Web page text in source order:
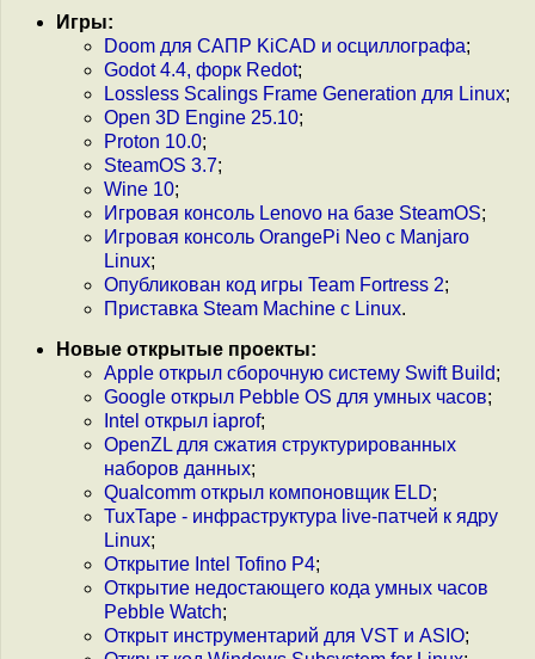
Игры:
Doom для САПР KiCAD и осциллографа;
Godot 4.4, форк Redot;
Lossless Scalings Frame Generation для Linux;
Open 3D Engine 25.10;
Proton 10.0;
SteamOS 3.7;
Wine 10;
Игровая консоль Lenovo на базе SteamOS;
Игровая консоль OrangePi Neo с Manjaro
Linux;
Опубликован код игры Team Fortress 2;
Приставка Steam Machine с Linux.
Новые открытые проекты:
Apple открыл сборочную систему Swift Build;
Google открыл Pebble OS для умных часов;
Intel открыл iaprof;
OpenZL для сжатия структурированных
наборов данных;
Qualcomm открыл компоновщик ELD;
TuxTape - инфраструктура live-патчей к ядру
Linux;
Открытие Intel Tofino P4;
Открытие недостающего кода умных часов
Pebble Watch;
Открыт инструментарий для VST и ASIO;